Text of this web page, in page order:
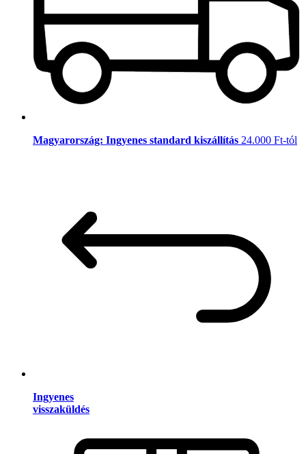
Magyarország: Ingyenes standard kiszállítás 24.000 Ft-tól
Ingyenes
visszaküldés